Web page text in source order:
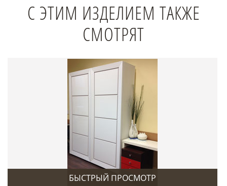
С ЭТИМ ИЗДЕЛИЕМ ТАКЖЕ
СМОТРЯТ
БЫСТРЫЙ ПРОСМОТР